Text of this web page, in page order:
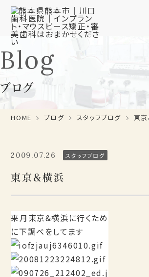
Blog
ブログ
HOME ブログ スタッフブログ 東
2009.07.26 スタッフブログ
東京&横浜
来月東京&横浜に行くため
に下調べをしてます